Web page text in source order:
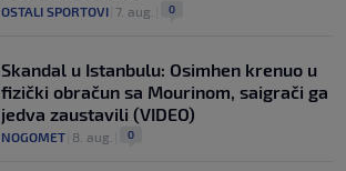
OSTALI SPORTOVI 7. aug. 0
Skandal u Istanbulu: Osimhen krenuo u
fizički obračun sa Mourinom, saigrači ga
jedva zaustavili (VIDEO)
NOGOMET 8. aug. 0